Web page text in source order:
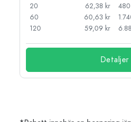
20
62,38 kr
60
60,63 kr
120
59,09 kr
480
Detaljer